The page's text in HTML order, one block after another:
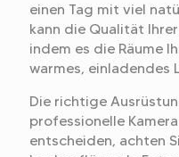
einen Tag mit viel
kann die Qualität
indem es die Räume
warmes, einladendes
Die richtige
professionelle
entscheiden, achten